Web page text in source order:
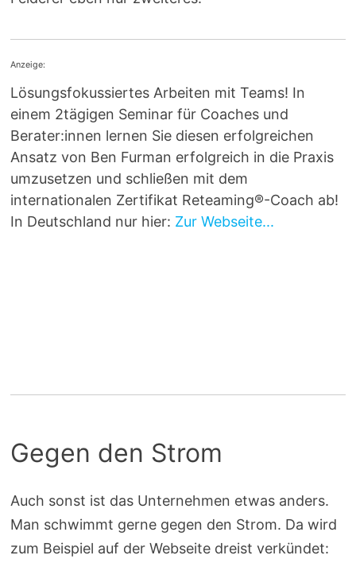
Anzeige:
Lösungsfokussiertes Arbeiten mit Teams! In
einem 2tägigen Seminar für Coaches und
Berater:innen lernen Sie diesen erfolgreichen
Ansatz von Ben Furman erfolgreich in die Praxis
umzusetzen und schließen mit dem
internationalen Zertifikat Reteaming®-Coach ab!
In Deutschland nur hier: Zur Webseite...
Gegen den Strom
Auch sonst ist das Unternehmen etwas anders.
Man schwimmt gerne gegen den Strom. Da wird
zum Beispiel auf der Webseite dreist verkündet: